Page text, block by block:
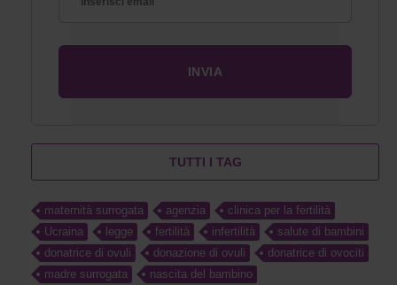
TUTTI I TAG
maternità surrogata agenzia
clinica per la fertilità
Ucraina
legge fertilità infertilità
salute di bambini
donatrice di ovuli
donazione di ovuli
donatrice di ovociti
madre surrogata
nascita del bambino